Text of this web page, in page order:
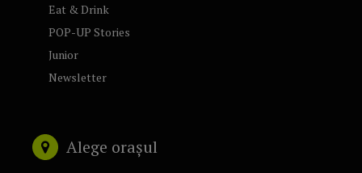
Eat & Drink
POP-UP Stories
Junior
Newsletter
Alege orașul